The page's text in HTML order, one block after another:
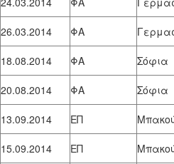
26.03.2014 ΦΑ
18.08.2014 ΦΑ Σόφια
20.08.2014 ΦΑ Σόφια
13.09.2014 ΕΠ
15.09.2014 ΕΠ